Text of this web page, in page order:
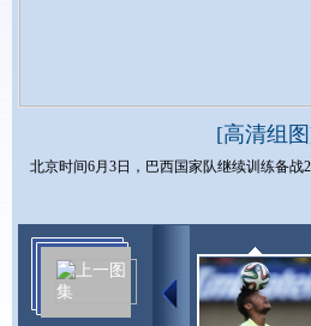
[高清组
北京时间6月3日，巴西国家队继续训练备